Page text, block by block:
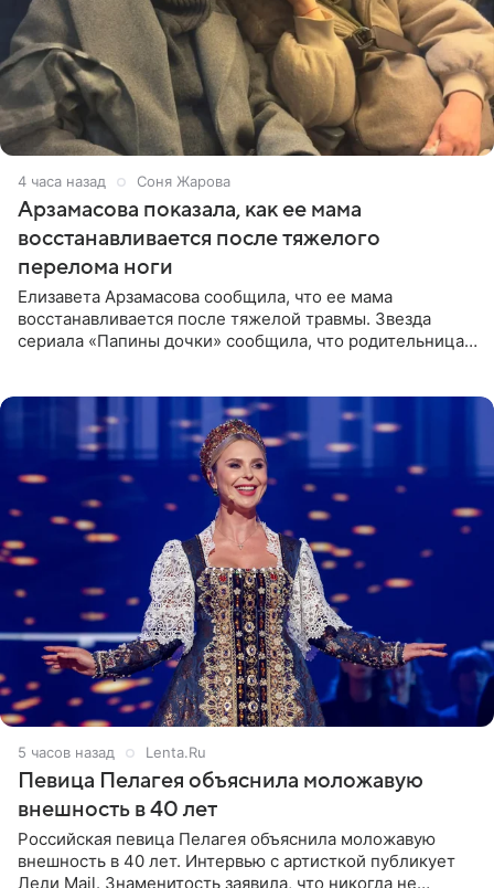
4 часа назад Соня Жарова
Арзамасова показала, как ее мама
восстанавливается после тяжелого
перелома ноги
Елизавета Арзамасова сообщила, что ее мама
восстанавливается после тяжелой травмы. Звезда
сериала «Папины дочки» сообщила, что родительница
5 часов назад Lenta.Ru
Певица Пелагея объяснила моложавую
внешность в 40 лет
Российская певица Пелагея объяснила моложавую
внешность в 40 лет. Интервью с артисткой публикует
Леди Mail. Знаменитость заявила, что никогда не